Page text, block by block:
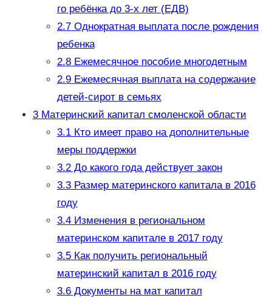
го ребёнка до 3-х лет (ЕДВ)
2.7Однократная выплата после рождения
ребенка
2.8Ежемесячное пособие многодетным
2.9Ежемесячная выплата на содержание
детей-сирот в семьях
3Материнский капитал смоленской области
3.1Кто имеет право на дополнительные
меры поддержки
3.2До какого года действует закон
3.3Размер материнского капитала в 2016
году
3.4Изменения в региональном
материнском капитале в 2017 году
3.5Как получить региональный
материнский капитал в 2016 году
3.6Документы на мат капитал